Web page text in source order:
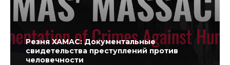
Резня ХАМАС: Документальные
свидетельства преступлений против
человечности